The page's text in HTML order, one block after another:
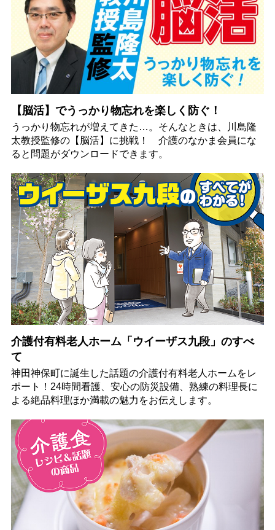
【脳活】でうっかり物忘れを楽しく防ぐ！
うっかり物忘れが増えてきた…。そんなときは、川島隆
太教授監修の【脳活】に挑戦！ 介護のなかま会員にな
ると問題がダウンロードできます。
介護付有料老人ホーム「ウイーザス九段」のすべ
て
神田神保町に誕生した話題の介護付有料老人ホームをレ
ポート！24時間看護、安心の防災設備、熟練の料理長に
よる絶品料理ほか満載の魅力をお伝えします。